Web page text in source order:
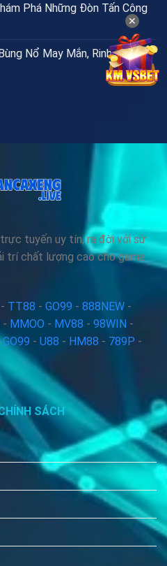
Phá Những Đòn Tấn Công
Nổ May Mắn, Rinh Ngay
tuyến uy tín, ra đời với sứ
trí chất lượng cao cho game
- TT88 - GO99 - 888NEW -
- MMOO - MV88 - 98WIN -
GO99 - U88 - HM88 - 789P -
SÁCH
✕